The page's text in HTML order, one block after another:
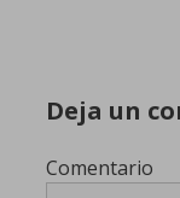
Deja un
Comentario